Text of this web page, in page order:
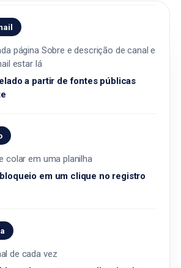
página Sobre e descrição de canal e
estar lá
a partir de fontes públicas
colar em uma planilha
em um clique no registro
de cada vez